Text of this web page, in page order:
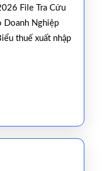
và
Port
Doanh Nghiệp
thuế xuất nhập